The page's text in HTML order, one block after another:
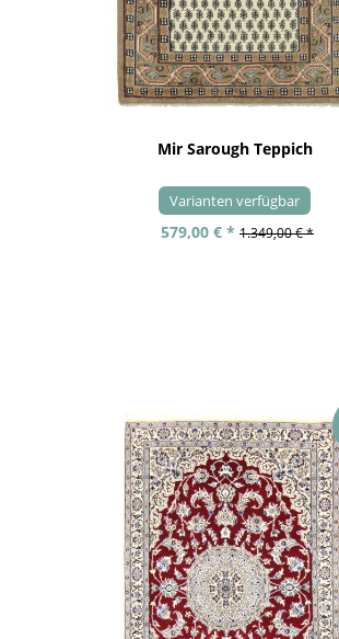
Mir Sarough Teppich
Varianten verfügbar
579,00 € * 1.349,00 € *